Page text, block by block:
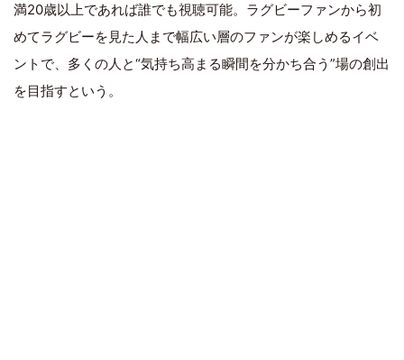
満20歳以上であれば誰でも視聴可能。ラグビーファンから初
めてラグビーを見た人まで幅広い層のファンが楽しめるイベ
ントで、多くの人と“気持ち高まる瞬間を分かち合う”場の創出
を目指すという。